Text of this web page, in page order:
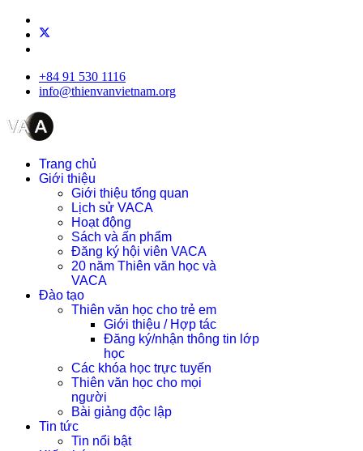
+84 91 530 1116
info@thienvanvietnam.org
Trang chủ
Giới thiệu
Giới thiệu tổng quan
Lịch sử VACA
Hoạt động
Sách và ấn phẩm
Đăng ký hội viên VACA
20 năm Thiên văn học và
VACA
Đào tạo
Thiên văn học cho trẻ em
Giới thiệu / Hợp tác
Đăng ký/nhận thông tin lớp
học
Các khóa học trực tuyến
Thiên văn học cho mọi
người
Bài giảng độc lập
Tin tức
Tin nổi bật